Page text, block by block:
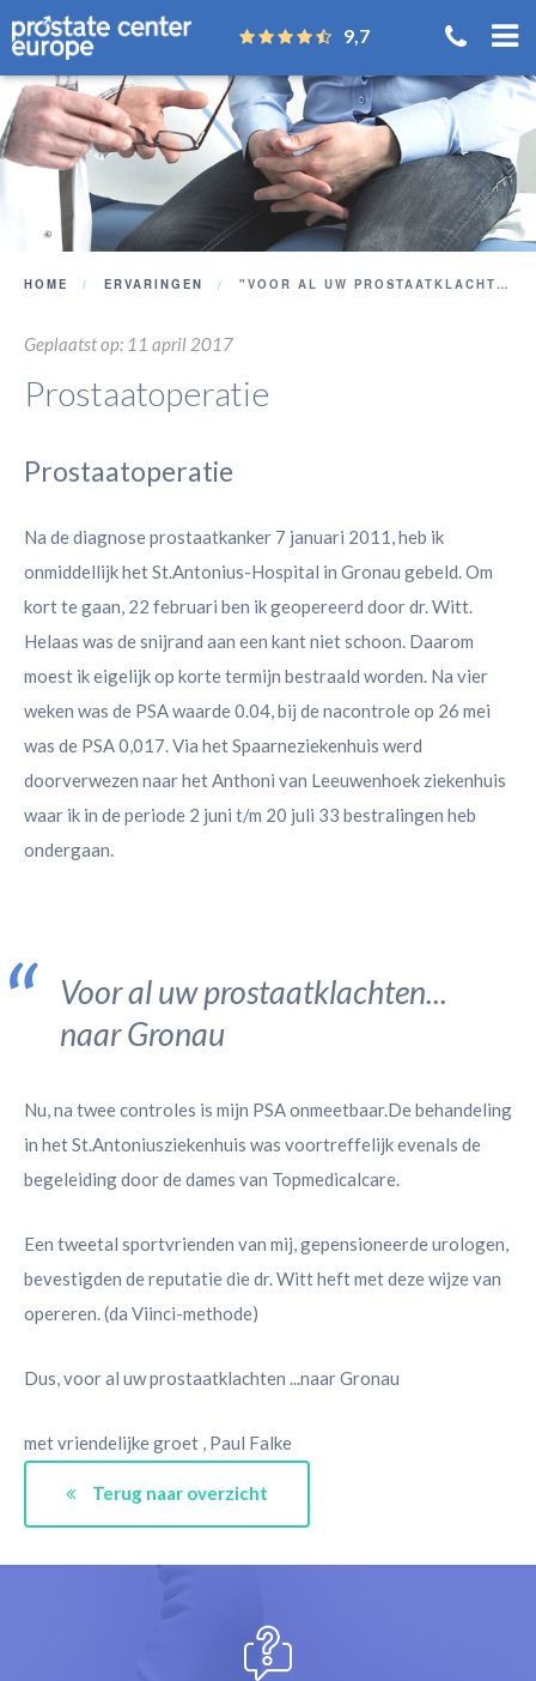
9,7
HOME ERVARINGEN "VOOR AL UW PROSTAATKLACHTEN ...NAAR GRONAU"
Geplaatst op: 11 april 2017
Prostaatoperatie
Prostaatoperatie
Na de diagnose prostaatkanker 7 januari 2011, heb ik
onmiddellijk het St.Antonius-Hospital in Gronau gebeld. Om
kort te gaan, 22 februari ben ik geopereerd door dr. Witt.
Helaas was de snijrand aan een kant niet schoon. Daarom
moest ik eigelijk op korte termijn bestraald worden. Na vier
weken was de PSA waarde 0.04, bij de nacontrole op 26 mei
was de PSA 0,017. Via het Spaarneziekenhuis werd
doorverwezen naar het Anthoni van Leeuwenhoek ziekenhuis
waar ik in de periode 2 juni t/m 20 juli 33 bestralingen heb
ondergaan.
Voor al uw prostaatklachten...
naar Gronau
Nu, na twee controles is mijn PSA onmeetbaar.De behandeling
in het St.Antoniusziekenhuis was voortreffelijk evenals de
begeleiding door de dames van Topmedicalcare.
Een tweetal sportvrienden van mij, gepensioneerde urologen,
bevestigden de reputatie die dr. Witt heft met deze wijze van
opereren. (da Viinci-methode)
Dus, voor al uw prostaatklachten ...naar Gronau
met vriendelijke groet , Paul Falke
Terug naar overzicht